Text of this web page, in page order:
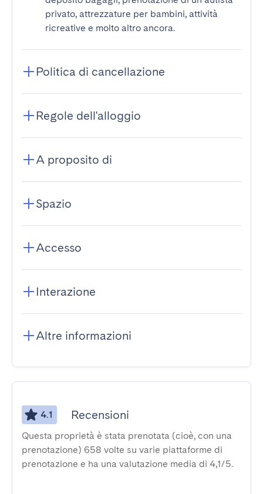
privato, attrezzature per bambini, attività
ricreative e molto altro ancora.
Politica di cancellazione
Regole dell'alloggio
A proposito di
Spazio
Accesso
Interazione
Altre informazioni
4.1 Recensioni
Questa proprietà è stata prenotata (cioè, con una
prenotazione) 658 volte su varie piattaforme di
prenotazione e ha una valutazione media di 4,1/5.